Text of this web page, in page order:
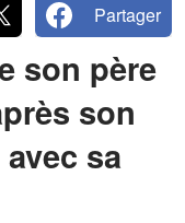
Partager
son père
son
sa